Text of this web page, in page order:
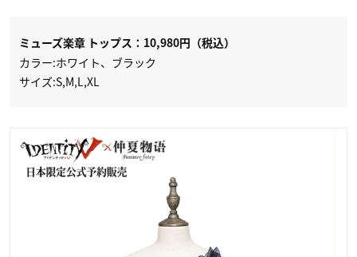
ミューズ楽章 トップス：10,980円（税込）
カラー:ホワイト、ブラック
サイズ:S,M,L,XL